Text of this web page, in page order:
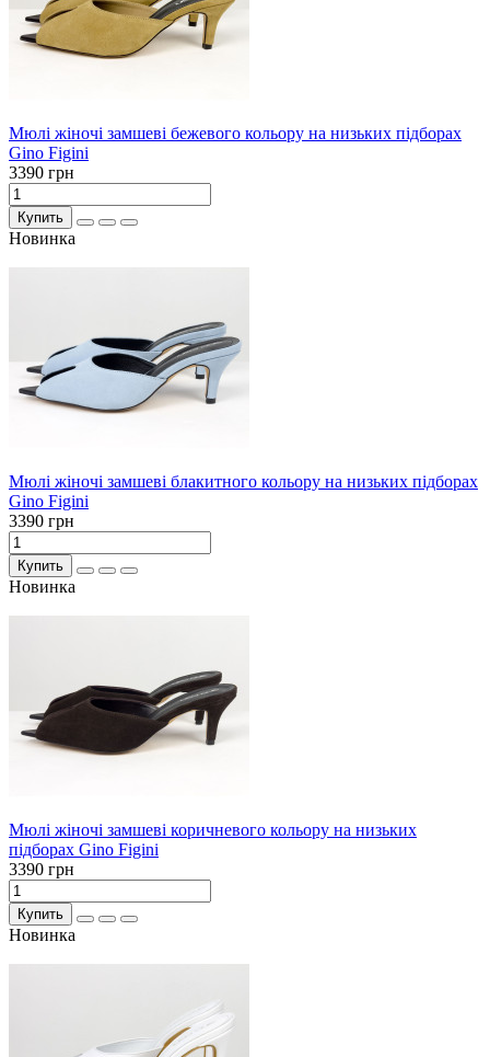
Мюлі жіночі замшеві бежевого кольору на низьких підборах
Gino Figini
3390 грн
Купить
Новинка
Мюлі жіночі замшеві блакитного кольору на низьких підборах
Gino Figini
3390 грн
Купить
Новинка
Мюлі жіночі замшеві коричневого кольору на низьких
підборах Gino Figini
3390 грн
Купить
Новинка